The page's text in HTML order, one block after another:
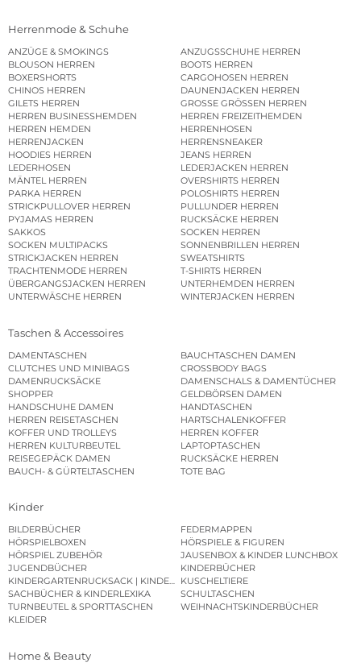
Herrenmode & Schuhe
ANZÜGE & SMOKINGS
ANZUGSSCHUHE HERREN
BLOUSON HERREN
BOOTS HERREN
BOXERSHORTS
CARGOHOSEN HERREN
CHINOS HERREN
DAUNENJACKEN HERREN
GILETS HERREN
GROSSE GRÖSSEN HERREN
HERREN BUSINESSHEMDEN
HERREN FREIZEITHEMDEN
HERREN HEMDEN
HERRENHOSEN
HERRENJACKEN
HERRENSNEAKER
HOODIES HERREN
JEANS HERREN
LEDERHOSEN
LEDERJACKEN HERREN
MÄNTEL HERREN
OVERSHIRTS HERREN
PARKA HERREN
POLOSHIRTS HERREN
STRICKPULLOVER HERREN
PULLUNDER HERREN
PYJAMAS HERREN
RUCKSÄCKE HERREN
SAKKOS
SOCKEN HERREN
SOCKEN MULTIPACKS
SONNENBRILLEN HERREN
STRICKJACKEN HERREN
SWEATSHIRTS
TRACHTENMODE HERREN
T-SHIRTS HERREN
ÜBERGANGSJACKEN HERREN
UNTERHEMDEN HERREN
UNTERWÄSCHE HERREN
WINTERJACKEN HERREN
Taschen & Accessoires
DAMENTASCHEN
BAUCHTASCHEN DAMEN
CLUTCHES UND MINIBAGS
CROSSBODY BAGS
DAMENRUCKSÄCKE
DAMENSCHALS & DAMENTÜCHER
SHOPPER
GELDBÖRSEN DAMEN
HANDSCHUHE DAMEN
HANDTASCHEN
HERREN REISETASCHEN
HARTSCHALENKOFFER
KOFFER UND TROLLEYS
HERREN KOFFER
HERREN KULTURBEUTEL
LAPTOPTASCHEN
REISEGEPÄCK DAMEN
RUCKSÄCKE HERREN
BAUCH- & GÜRTELTASCHEN
TOTE BAG
Kinder
BILDERBÜCHER
FEDERMAPPEN
HÖRSPIELBOXEN
HÖRSPIELE & FIGUREN
HÖRSPIEL ZUBEHÖR
JAUSENBOX & KINDER LUNCHBOX
JUGENDBÜCHER
KINDERBÜCHER
KINDERGARTENRUCKSACK | KINDERGARTENBEUTEL
KUSCHELTIERE
SACHBÜCHER & KINDERLEXIKA
SCHULTASCHEN
TURNBEUTEL & SPORTTASCHEN
WEIHNACHTSKINDERBÜCHER
KLEIDER
Home & Beauty